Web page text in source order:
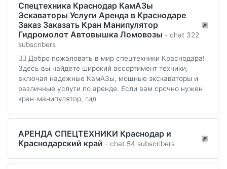
Спецтехника Краснодар КамАЗы
Эскаваторы Услуги Аренда в Краснодаре
Заказ Заказать Кран Манипулятор
Гидромолот Автовышка Ломовозы - chat 322
subscribers
👷‍♂️ Добро пожаловать в мир спецтехники Краснодара!
Здесь вы найдете широкий ассортимент техники,
включая надежные КамАЗы, мощные экскаваторы и
различные услуги по аренде. Если вам срочно нужен
кран-манипулятор, гид
АРЕНДА СПЕЦТЕХНИКИ Краснодар и
Краснодарский край - chat 54 subscribers